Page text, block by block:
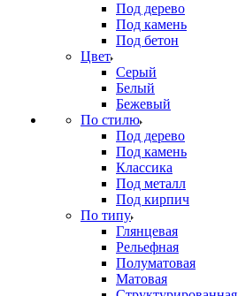
Под дерево
Под камень
Под бетон
Цвет
Серый
Белый
Бежевый
По стилю
Под дерево
Под камень
Классика
Под металл
Под кирпич
По типу
Глянцевая
Рельефная
Полуматовая
Матовая